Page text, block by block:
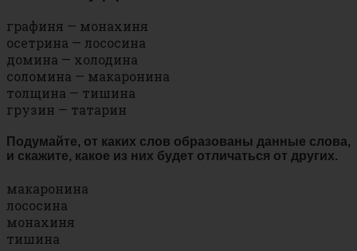
графиня — монахиня
осетрина — лососина
домина — холодина
соломина — макаронина
толщина — тишина
грузин — татарин
Подумайте, от каких слов образованы данные слова,
и скажите, какое из них будет отличаться от других.
макаронина
лососина
монахиня
тишина